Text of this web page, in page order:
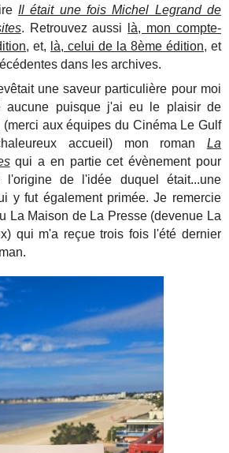
Il était une fois Michel Legrand de
. Retrouvez aussi
là, mon compte-
, et, là, celui de la 8ème édition, et
dans les archives.
une saveur particulière pour moi
aucune puisque j'ai eu le plaisir de
aux équipes du Cinéma Le Gulf
accueil) mon roman La
qui a en partie cet évènement pour
de l'idée duquel était...une
y fut également primée. Je remercie
La Maison de La Presse (devenue La
qui m'a reçue trois fois l'été dernier